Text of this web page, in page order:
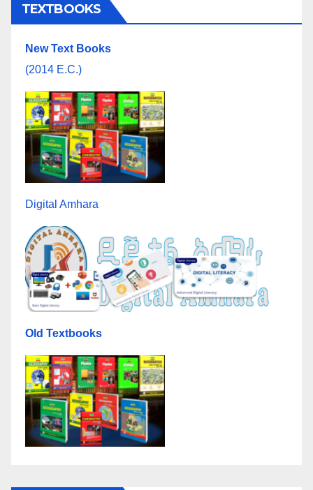
TEXTBOOKS
New Text Books
(2014 E.C.)
Digital Amhara
Old Textbooks